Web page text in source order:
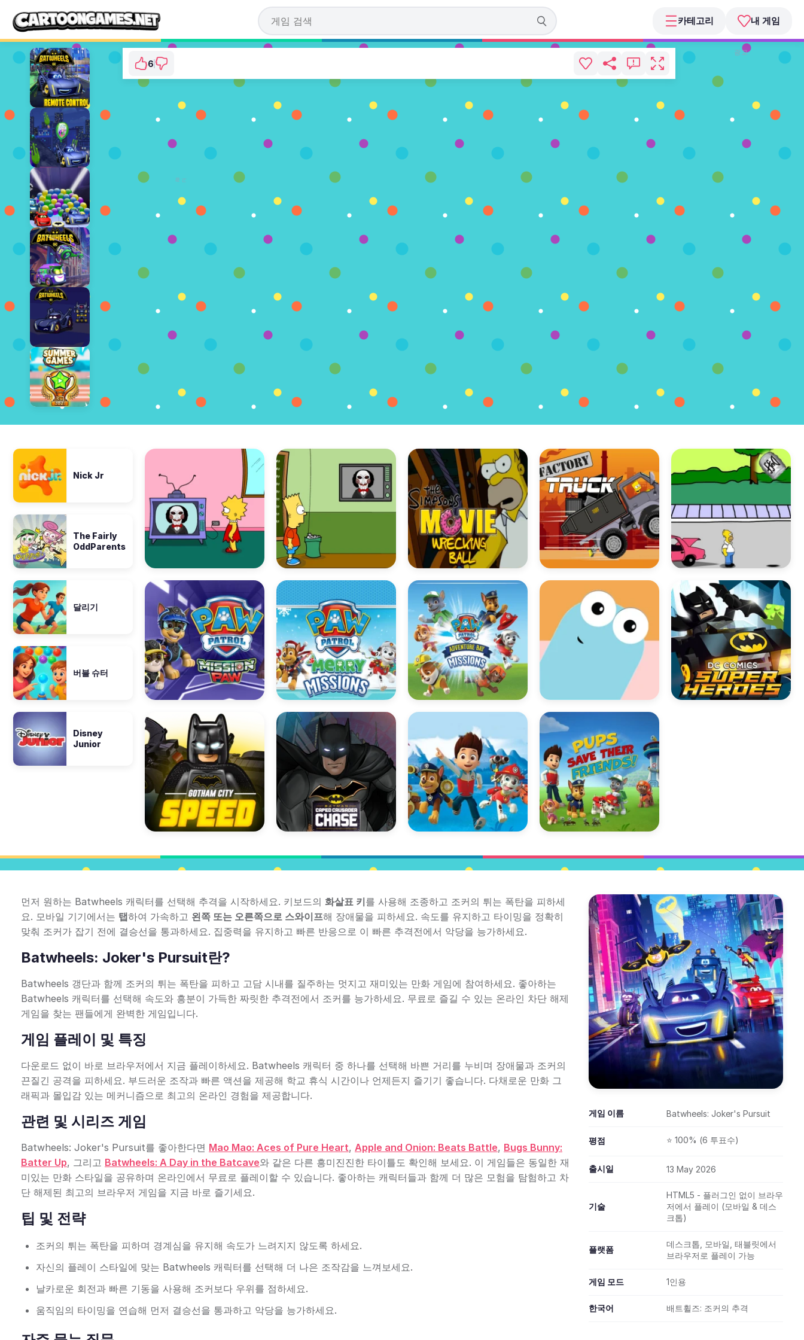
카테고리 내 게임
⭐ 100% (6 투표수)
지금 플레이
6
광고
광고
Nick Jr
The Fairly
OddParents
달리기
버블 슈터
Disney
Junior
먼저 원하는 Batwheels 캐릭터를 선택해 추격을 시작하세요. 키보드의 화살표 키를 사용해 조종하고 조커의 튀는 폭탄을 피하세
요. 모바일 기기에서는 탭하여 가속하고 왼쪽 또는 오른쪽으로 스와이프해 장애물을 피하세요. 속도를 유지하고 타이밍을 정확히
맞춰 조커가 잡기 전에 결승선을 통과하세요. 집중력을 유지하고 빠른 반응으로 이 빠른 추격전에서 악당을 능가하세요.
Batwheels: Joker's Pursuit란?
Batwheels 갱단과 함께 조커의 튀는 폭탄을 피하고 고담 시내를 질주하는 멋지고 재미있는 만화 게임에 참여하세요. 좋아하는
Batwheels 캐릭터를 선택해 속도와 흥분이 가득한 짜릿한 추격전에서 조커를 능가하세요. 무료로 즐길 수 있는 온라인 차단 해제
게임을 찾는 팬들에게 완벽한 게임입니다.
게임 플레이 및 특징
다운로드 없이 바로 브라우저에서 지금 플레이하세요. Batwheels 캐릭터 중 하나를 선택해 바쁜 거리를 누비며 장애물과 조커의
끈질긴 공격을 피하세요. 부드러운 조작과 빠른 액션을 제공해 학교 휴식 시간이나 언제든지 즐기기 좋습니다. 다채로운 만화 그
래픽과 몰입감 있는 메커니즘으로 최고의 온라인 경험을 제공합니다.
관련 및 시리즈 게임
Batwheels: Joker's Pursuit를 좋아한다면 Mao Mao: Aces of Pure Heart, Apple and Onion: Beats Battle, Bugs Bunny:
Batter Up, 그리고 Batwheels: A Day in the Batcave와 같은 다른 흥미진진한 타이틀도 확인해 보세요. 이 게임들은 동일한 재
미있는 만화 스타일을 공유하며 온라인에서 무료로 플레이할 수 있습니다. 좋아하는 캐릭터들과 함께 더 많은 모험을 탐험하고 차
단 해제된 최고의 브라우저 게임을 지금 바로 즐기세요.
팁 및 전략
조커의 튀는 폭탄을 피하며 경계심을 유지해 속도가 느려지지 않도록 하세요.
자신의 플레이 스타일에 맞는 Batwheels 캐릭터를 선택해 더 나은 조작감을 느껴보세요.
날카로운 회전과 빠른 기동을 사용해 조커보다 우위를 점하세요.
움직임의 타이밍을 연습해 먼저 결승선을 통과하고 악당을 능가하세요.
게임 이름 Batwheels: Joker's Pursuit
평점 ⭐ 100% (6 투표수)
출시일 13 May 2026
기술
HTML5 - 플러그인 없이 브라우
저에서 플레이 (모바일 & 데스
크톱)
플랫폼
데스크톱, 모바일, 태블릿에서
브라우저로 플레이 가능
게임 모드 1인용
한국어 배트휠즈: 조커의 추격